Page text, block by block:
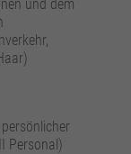
und dem
Personal)